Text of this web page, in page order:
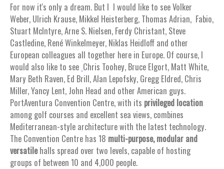
For now it's only a dream. But I I would like to see Volker
Weber, Ulrich Krause, Mikkel Heisterberg, Thomas Adrian, Fabio,
Stuart McIntyre, Arne S. Nielsen, Ferdy Christant, Steve
Castledine, René Winkelmeyer, Niklas Heidloff and other
European colleagues all together here in Europe. Of course, I
would also like to see Chris Toohey, Bruce Elgort, Matt White,
Mary Beth Raven, Ed Brill, Alan Lepofsky, Gregg Eldred, Chris
Miller, Yancy Lent, John Head and other American guys.
PortAventura Convention Centre, with its privileged location
among golf courses and excellent sea views, combines
Mediterranean-style architecture with the latest technology.
The Convention Centre has 18 multi-purpose, modular and
versatilehalls spread over two levels, capable of hosting
groups of between 10 and 4,000 people.